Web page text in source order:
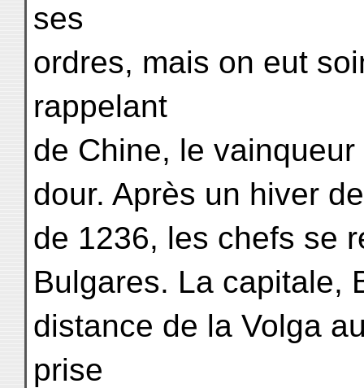
ses
ordres, mais on eut
rappelant
de Chine, le
dour. Après un hiver
de 1236, les chefs se
Bulgares. La capitale,
distance de la Volga
prise